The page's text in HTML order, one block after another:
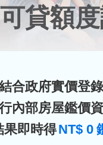
貸額
合政府實價登錄
內部房屋鑑價
果即時得NT$ 0